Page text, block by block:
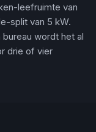
leefruimte van
split van 5 kW.
wordt het al
drie of vier